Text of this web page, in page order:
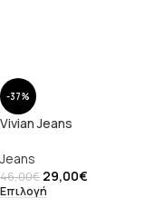
-37%
Vivian Jeans
Jeans
46,00€ 29,00€
Επιλογή